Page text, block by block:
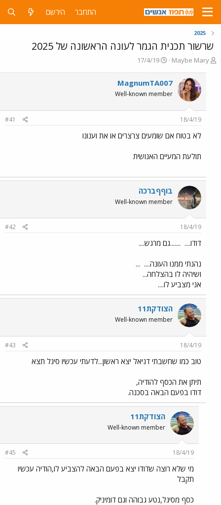
התחבר הירשם
2025
שרשור תכנית הגמר לעונה הראשונה של 2025
פ
Maybe Mary
פ
ס
ם
ת
י
17/4/19
MagnumTA007
Well-known member
18/4/19
#41
לא בטוח אם שומעים צרצרים או את וענונו
תולעת המעיים האנושית
בוףףברכה
Well-known member
18/4/19
#42
דודו.... .......גם מרגש....
נהנתי ממנו העונה.... ...
ושיהיה לו בהצלחה...
אני מצביע לו....
הצודקת11
Well-known member
18/4/19
#43
טוב כמו שחשבתי דניאל יצא ראשון...לדעתי עכשיו סיגל תצא
תיתן את הכסף להודיה,
דודו בפעם הבאה בסכנה.
הצודקת11
Well-known member
18/4/19
#45
מי שלא רוצה שדודו יצא בפעם הבאה להצביע לו,הודיה עכשיו
תקבל
כסף מסיגל,נטע גבוהה וגם דומיניק.